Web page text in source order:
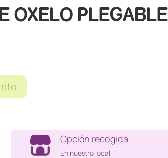
OXELO PLEGABLE
Opción recogida
En nuestro local